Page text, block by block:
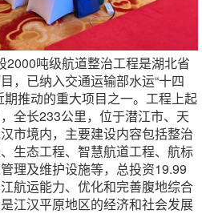
吨级航道整治工程是湖北省
，已纳入交通运输部水运“十四
期推动的重大项目之一。工程上起
全长233公里，位于潜江市、天
市境内，主要建设内容包括整治
生态工程、智慧航道工程、航标
理及维护设施等，总投资19.99
航运能力、优化和完善腹地综合
江汉平原地区的经济和社会发展